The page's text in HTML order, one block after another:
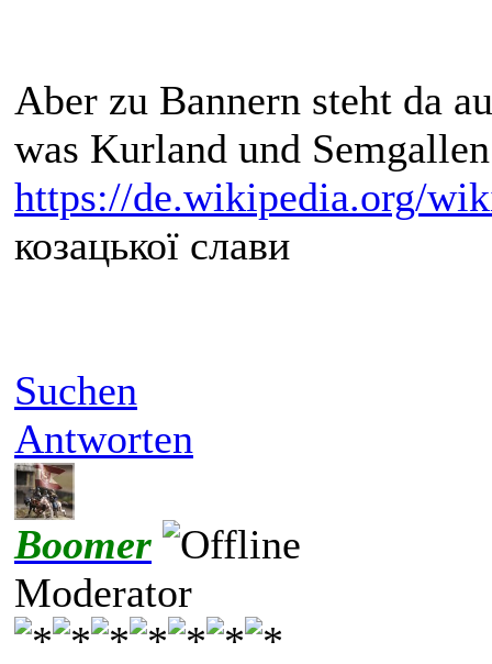
Aber zu Bannern steht da
was Kurland und
https://de.wikipedia.org/
козацької слави
Suchen
Antworten
Boomer
Moderator